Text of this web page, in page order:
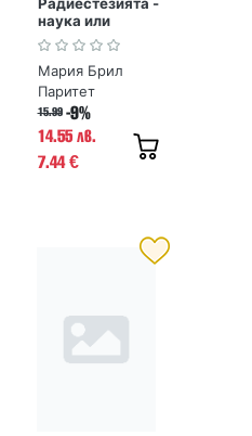
наука или
магия?
Енергията на
новото време
Мария Брил
Паритет
15.99 -9%
14.55 лв.
7.44€